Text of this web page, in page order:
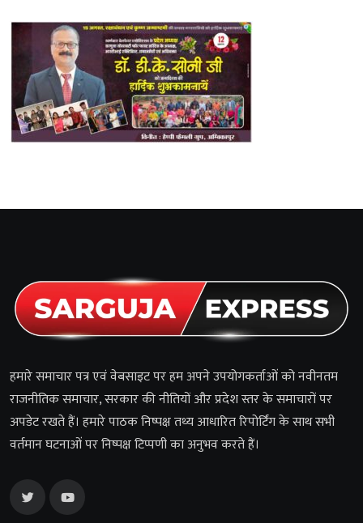
हमारे समाचार पत्र एवं वेबसाइट पर हम अपने उपयोगकर्ताओं को नवीनतम
राजनीतिक समाचार, सरकार की नीतियों और प्रदेश स्तर के समाचारों पर
अपडेट रखते हैं। हमारे पाठक निष्पक्ष तथ्य आधारित रिपोर्टिंग के साथ सभी
वर्तमान घटनाओं पर निष्पक्ष टिप्पणी का अनुभव करते हैं।